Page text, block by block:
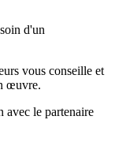
d'un
vous conseille et
œuvre.
avec le partenaire